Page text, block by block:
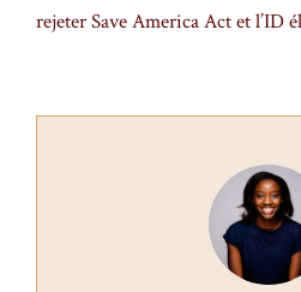
rejeter Save America Act et l’ID